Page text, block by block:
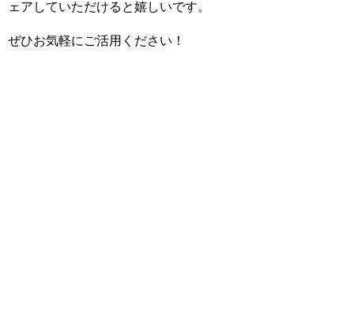
ェアしていただけると嬉しいです。
ぜひお気軽にご活用ください！